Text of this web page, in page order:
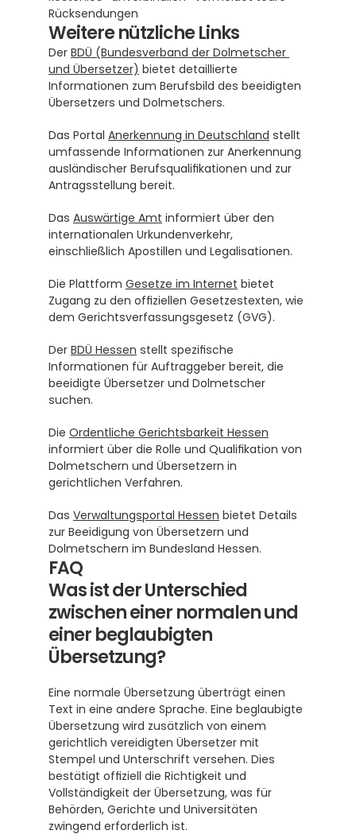
Rücksendungen
Weitere nützliche Links
Der BDÜ (Bundesverband der Dolmetscher
und Übersetzer) bietet detaillierte
Informationen zum Berufsbild des beeidigten
Übersetzers und Dolmetschers.
Das Portal Anerkennung in Deutschland stellt
umfassende Informationen zur Anerkennung
ausländischer Berufsqualifikationen und zur
Antragsstellung bereit.
Das Auswärtige Amt informiert über den
internationalen Urkundenverkehr,
einschließlich Apostillen und Legalisationen.
Die Plattform Gesetze im Internet bietet
Zugang zu den offiziellen Gesetzestexten, wie
dem Gerichtsverfassungsgesetz (GVG).
Der BDÜ Hessen stellt spezifische
Informationen für Auftraggeber bereit, die
beeidigte Übersetzer und Dolmetscher
suchen.
Die Ordentliche Gerichtsbarkeit Hessen
informiert über die Rolle und Qualifikation von
Dolmetschern und Übersetzern in
gerichtlichen Verfahren.
Das Verwaltungsportal Hessen bietet Details
zur Beeidigung von Übersetzern und
Dolmetschern im Bundesland Hessen.
FAQ
Was ist der Unterschied
zwischen einer normalen und
einer beglaubigten
Übersetzung?
Eine normale Übersetzung überträgt einen
Text in eine andere Sprache. Eine beglaubigte
Übersetzung wird zusätzlich von einem
gerichtlich vereidigten Übersetzer mit
Stempel und Unterschrift versehen. Dies
bestätigt offiziell die Richtigkeit und
Vollständigkeit der Übersetzung, was für
Behörden, Gerichte und Universitäten
zwingend erforderlich ist.